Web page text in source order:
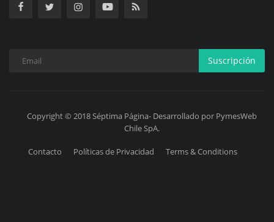
Suscripción
Copyright © 2018 Séptima Página- Desarrollado por PymesWeb
Chile SpA.
Contacto Políticas de Privacidad Terms & Conditions